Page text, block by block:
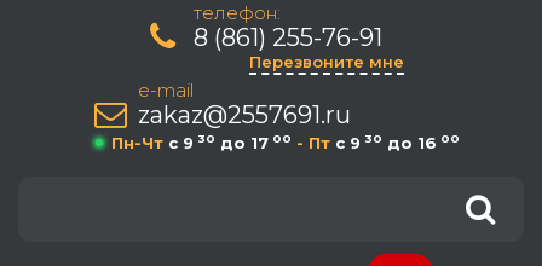
телефон:
8 (861) 255-76-91
Перезвоните мне
e-mail
zakaz@2557691.ru
Пн-Чт c 9 30 до 17 00 - Пт c 9 30 до 16 00